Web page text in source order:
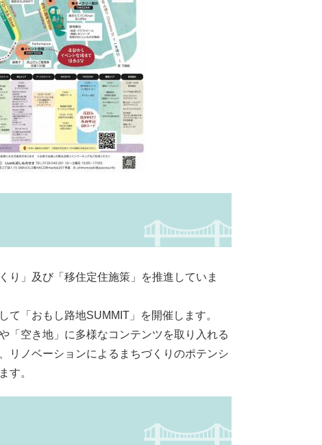
」及び「移住定住施策」を推進していま
「おもし路地SUMMIT」を開催します。
「空き地」に多様なコンテンツを取り入れる
リノベーションによるまちづくりのポテンシ
す。